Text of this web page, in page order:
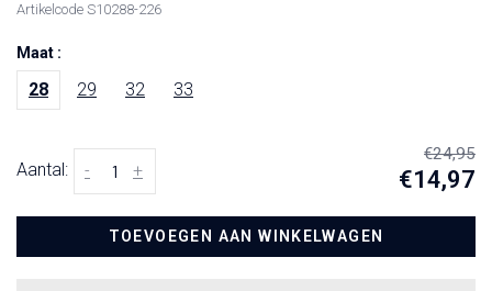
Artikelcode S10288-226
Maat :
28 29 32 33
Aantal: +
-
€24,95
€14,97
TOEVOEGEN AAN WINKELWAGEN